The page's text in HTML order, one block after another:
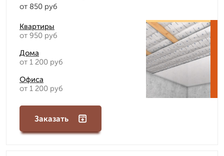
от 850 руб
Квартиры
от 950 руб
Дома
от 1 200 руб
Офиса
от 1 200 руб
Заказать